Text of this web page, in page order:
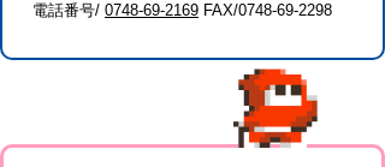
電話番号/ 0748-69-2169 FAX/0748-69-2298